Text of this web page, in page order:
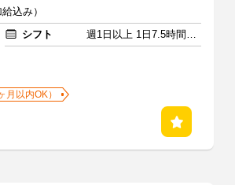
込み）
シフト
週1日以上 1日7.5時間以上
月以内OK）